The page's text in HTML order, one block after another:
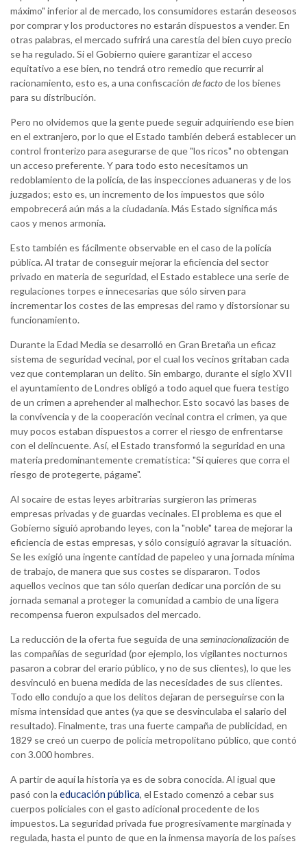
máximo" inferior al de mercado, los consumidores estarán deseosos
por comprar y los productores no estarán dispuestos a vender. En
otras palabras, el mercado sufrirá una carestía del bien cuyo precio
se ha regulado. Si el Gobierno quiere garantizar el acceso
equitativo a ese bien, no tendrá otro remedio que recurrir al
racionamiento, esto es, a una confiscación de factode los bienes
para su distribución.
Pero no olvidemos que la gente puede seguir adquiriendo ese bien
en el extranjero, por lo que el Estado también deberá establecer un
control fronterizo para asegurarse de que "los ricos" no obtengan
un acceso preferente. Y para todo esto necesitamos un
redoblamiento de la policía, de las inspecciones aduaneras y de los
juzgados; esto es, un incremento de los impuestos que sólo
empobrecerá aún más a la ciudadanía. Más Estado significa más
caos y menos armonía.
Esto también es fácilmente observable en el caso de la policía
pública. Al tratar de conseguir mejorar la eficiencia del sector
privado en materia de seguridad, el Estado establece una serie de
regulaciones torpes e innecesarias que sólo sirven para
incrementar los costes de las empresas del ramo y distorsionar su
funcionamiento.
Durante la Edad Media se desarrolló en Gran Bretaña un eficaz
sistema de seguridad vecinal, por el cual los vecinos gritaban cada
vez que contemplaran un delito. Sin embargo, durante el siglo XVII
el ayuntamiento de Londres obligó a todo aquel que fuera testigo
de un crimen a aprehender al malhechor. Esto socavó las bases de
la convivencia y de la cooperación vecinal contra el crimen, ya que
muy pocos estaban dispuestos a correr el riesgo de enfrentarse
con el delincuente. Así, el Estado transformó la seguridad en una
materia predominantemente crematística: "Si quieres que corra el
riesgo de protegerte, págame".
Al socaire de estas leyes arbitrarias surgieron las primeras
empresas privadas y de guardas vecinales. El problema es que el
Gobierno siguió aprobando leyes, con la "noble" tarea de mejorar la
eficiencia de estas empresas, y sólo consiguió agravar la situación.
Se les exigió una ingente cantidad de papeleo y una jornada mínima
de trabajo, de manera que sus costes se dispararon. Todos
aquellos vecinos que tan sólo querían dedicar una porción de su
jornada semanal a proteger la comunidad a cambio de una ligera
recompensa fueron expulsados del mercado.
La reducción de la oferta fue seguida de una seminacionalizaciónde
las compañías de seguridad (por ejemplo, los vigilantes nocturnos
pasaron a cobrar del erario público, y no de sus clientes), lo que les
desvinculó en buena medida de las necesidades de sus clientes.
Todo ello condujo a que los delitos dejaran de perseguirse con la
misma intensidad que antes (ya que se desvinculaba el salario del
resultado). Finalmente, tras una fuerte campaña de publicidad, en
1829 se creó un cuerpo de policía metropolitano público, que contó
con 3.000 hombres.
A partir de aquí la historia ya es de sobra conocida. Al igual que
pasó con la educación pública, el Estado comenzó a cebar sus
cuerpos policiales con el gasto adicional procedente de los
impuestos. La seguridad privada fue progresivamente marginada y
regulada, hasta el punto de que en la inmensa mayoría de los países